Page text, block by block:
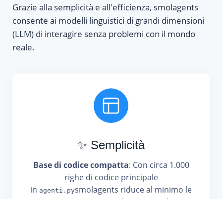
Grazie alla semplicità e all'efficienza, smolagents
consente ai modelli linguistici di grandi dimensioni
(LLM) di interagire senza problemi con il mondo
reale.
✨ Semplicità
Base di codice compatta: Con circa 1.000
righe di codice principale
in agenti.pysmolagents riduce al minimo le